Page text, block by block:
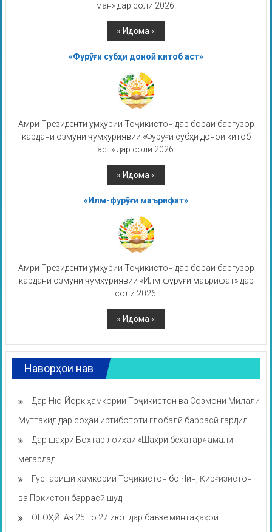
ман» дар соли 2026.
«Фурӯғи субҳи доноӣ китоб аст»
Амри Президенти Ҷумҳурии Тоҷикистон дар бораи баргузор
кардани озмуни ҷумҳуриявии «Фурӯғи субҳи доноӣ китоб
аст» дар соли 2026.
«Илм-фурӯғи маърифат»
Амри Президенти Ҷумҳурии Тоҷикистон дар бораи баргузор
кардани озмуни ҷумҳуриявии «Илм-фурӯғи маърифат» дар
соли 2026.
Наворҳои нав
Дар Ню-Йорк ҳамкории Тоҷикистон ва Созмони Милали
Муттаҳид дар соҳаи иртибототи глобалӣ баррасӣ гардид
Дар шаҳри Бохтар лоиҳаи «Шаҳри бехатар» амалӣ
мегардад
Густариши ҳамкории Тоҷикистон бо Чин, Қирғизистон
ва Покистон баррасӣ шуд
ОГОҲӢ! Аз 25 то 27 июл дар баъзе минтақаҳои